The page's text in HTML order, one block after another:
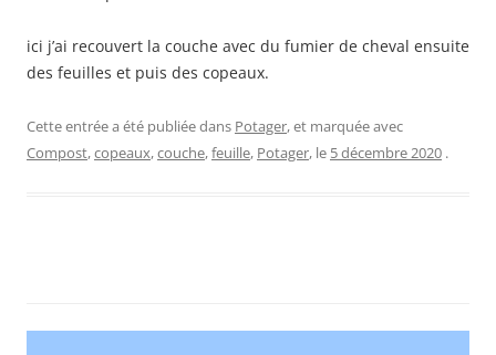
ici j’ai recouvert la couche avec du fumier de cheval ensuite
des feuilles et puis des copeaux.
Cette entrée a été publiée dans Potager, et marquée avec
Compost,copeaux,couche,feuille, Potager, le 5 décembre 2020 .